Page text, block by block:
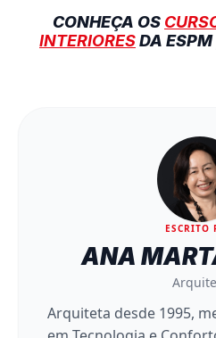
CONHEÇA OS
INTERIORESDA
ESCRITO
ANA
Arquiteta desde 1995,